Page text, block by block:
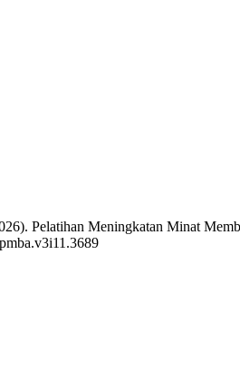
Pelatihan Meningkatan Minat